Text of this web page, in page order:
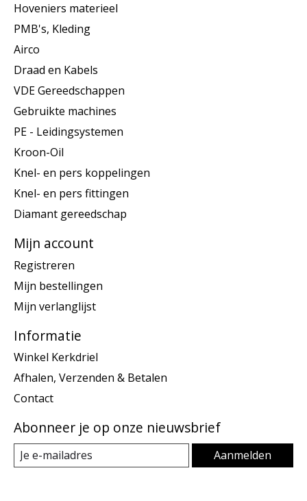
Hoveniers materieel
PMB's, Kleding
Airco
Draad en Kabels
VDE Gereedschappen
Gebruikte machines
PE - Leidingsystemen
Kroon-Oil
Knel- en pers koppelingen
Knel- en pers fittingen
Diamant gereedschap
Mijn account
Registreren
Mijn bestellingen
Mijn verlanglijst
Informatie
Winkel Kerkdriel
Afhalen, Verzenden & Betalen
Contact
Abonneer je op onze nieuwsbrief
Aanmelden